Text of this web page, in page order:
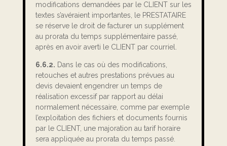
modifications demandées par le CLIENT sur les
textes s’avéraient importantes, le PRESTATAIRE
se réserve le droit de facturer un supplément
au prorata du temps supplémentaire passé,
après en avoir averti le CLIENT par courriel.
6.6.2. Dans le cas où des modifications,
retouches et autres prestations prévues au
devis devaient engendrer un temps de
réalisation excessif par rapport au délai
normalement nécessaire, comme par exemple
l’exploitation des fichiers et documents fournis
par le CLIENT, une majoration au tarif horaire
sera appliquée au prorata du temps passé.